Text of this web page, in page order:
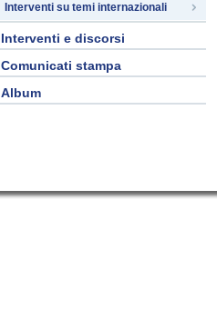
Interventi su temi internazionali
Interventi e discorsi
Comunicati stampa
Album